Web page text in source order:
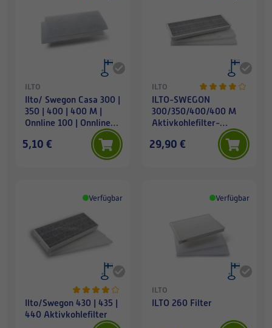
ILTO
Ilto/ Swegon Casa 300 |
350 | 400 | 400 M |
Onnline 100 | Onnline
120 - Grobfilter (2 St)
5,10 €
ILTO
ILTO-SWEGON
300/350/400/400 M
Aktivkohlefilter-
29,90 €
Verfügbar
Ilto/Swegon 430 | 435 |
440 Aktivkohlefilter
Verfügbar
ILTO
ILTO 260 Filter